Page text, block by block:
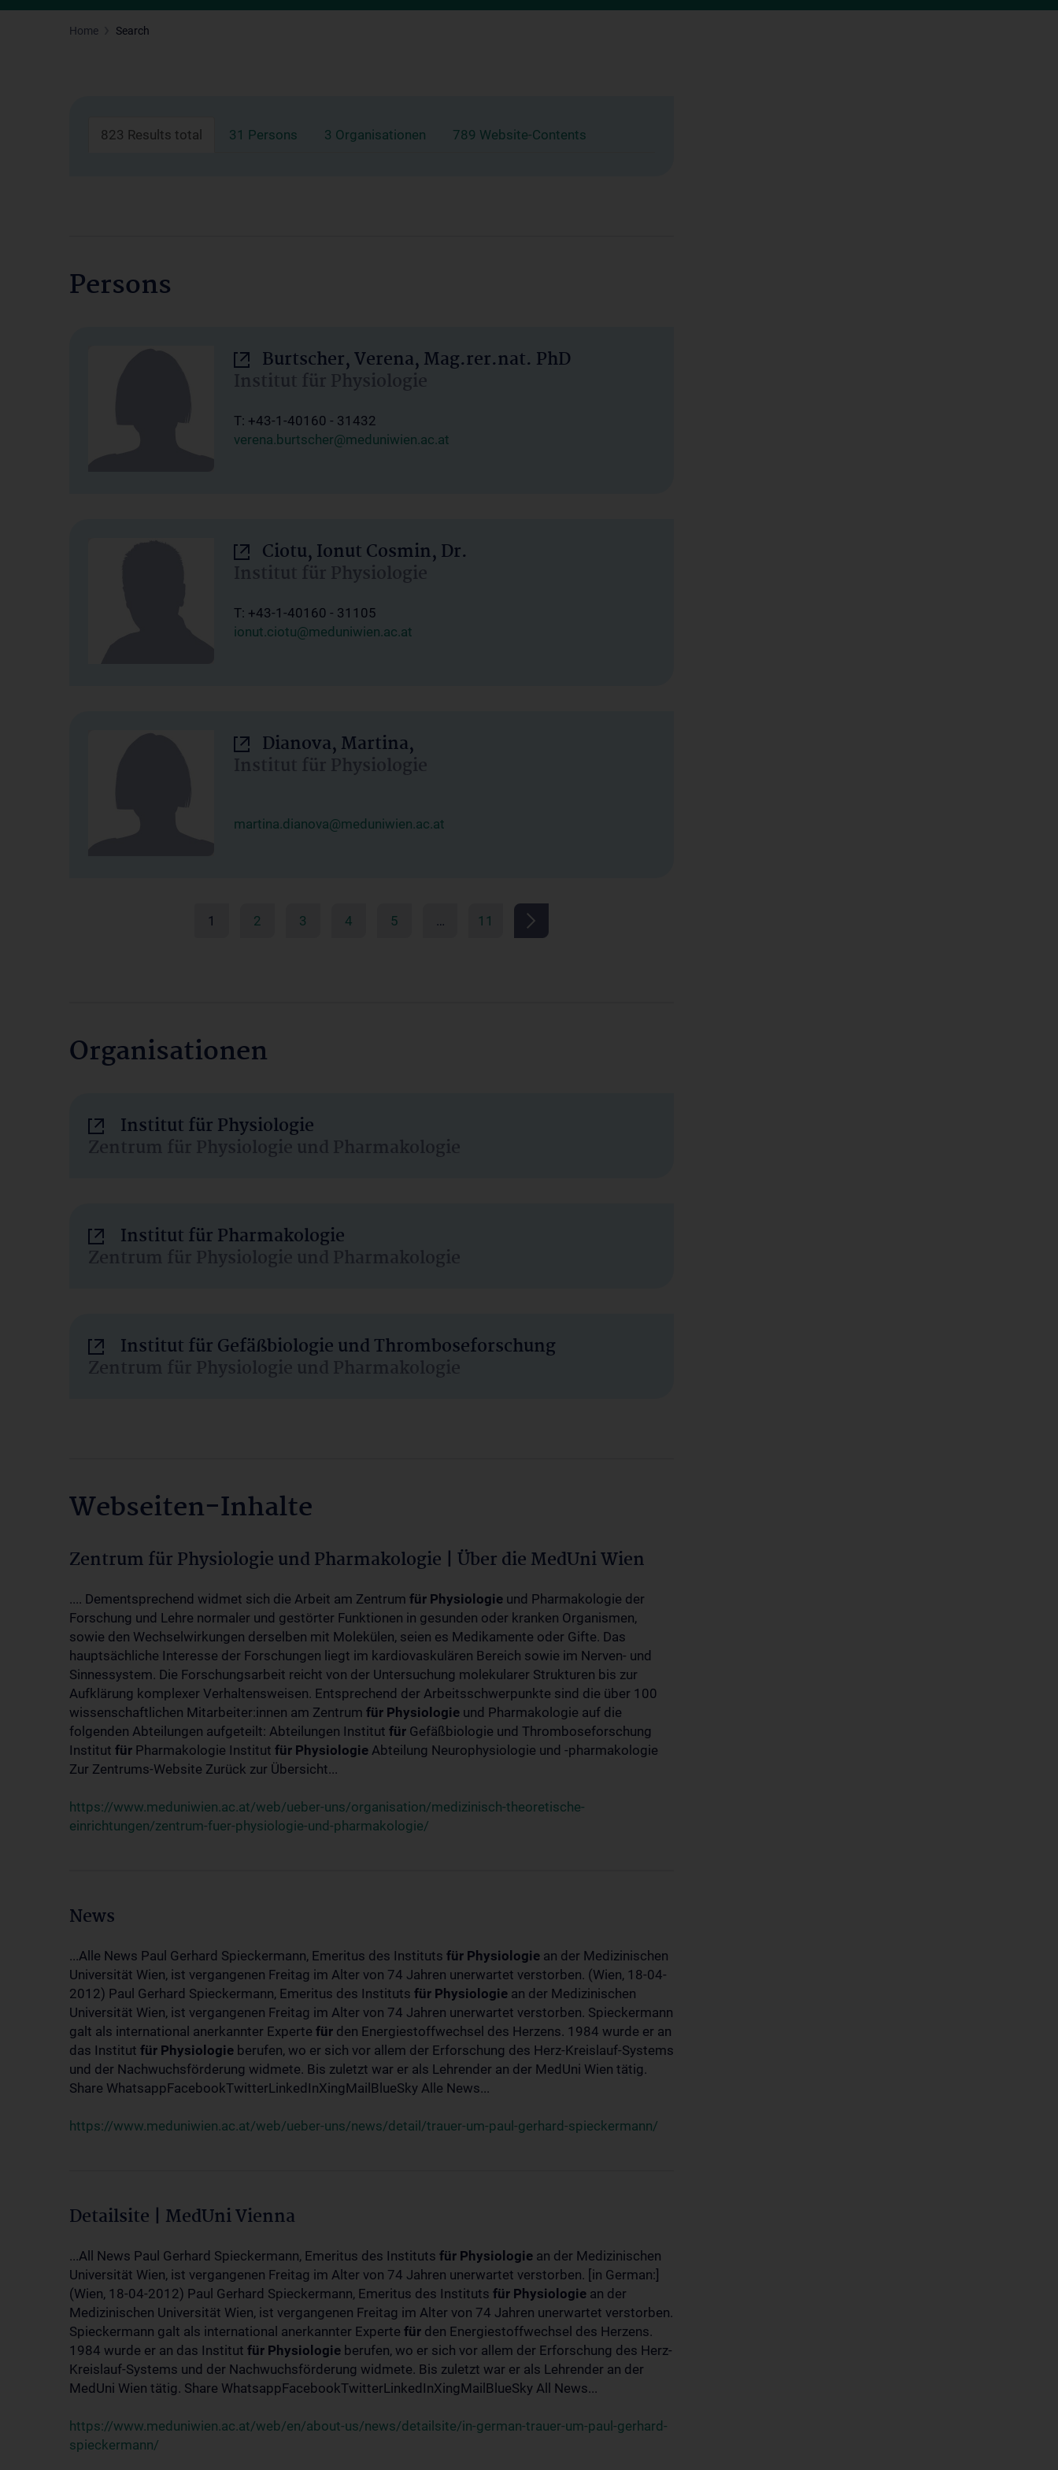
Home Search
823 Results total 31 Persons 3 Organisationen 789 Website-Contents
Persons
Burtscher, Verena, Mag.rer.nat. PhD
Institut für Physiologie
T: +43-1-40160 - 31432
verena.burtscher@meduniwien.ac.at
Ciotu, Ionut Cosmin, Dr.
Institut für Physiologie
T: +43-1-40160 - 31105
ionut.ciotu@meduniwien.ac.at
Dianova, Martina,
Institut für Physiologie
martina.dianova@meduniwien.ac.at
1 2 3 4 5 … 11
Organisationen
Institut für Physiologie
Zentrum für Physiologie und Pharmakologie
Institut für Pharmakologie
Zentrum für Physiologie und Pharmakologie
Institut für Gefäßbiologie und Thromboseforschung
Zentrum für Physiologie und Pharmakologie
Webseiten-Inhalte
Zentrum für Physiologie und Pharmakologie | Über die MedUni Wien
.... Dementsprechend widmet sich die Arbeit am Zentrum für Physiologie und Pharmakologie der
Forschung und Lehre normaler und gestörter Funktionen in gesunden oder kranken Organismen,
sowie den Wechselwirkungen derselben mit Molekülen, seien es Medikamente oder Gifte. Das
hauptsächliche Interesse der Forschungen liegt im kardiovaskulären Bereich sowie im Nerven- und
Sinnessystem. Die Forschungsarbeit reicht von der Untersuchung molekularer Strukturen bis zur
Aufklärung komplexer Verhaltensweisen. Entsprechend der Arbeitsschwerpunkte sind die über 100
wissenschaftlichen Mitarbeiter:innen am Zentrum für Physiologie und Pharmakologie auf die
folgenden Abteilungen aufgeteilt: Abteilungen Institut für Gefäßbiologie und Thromboseforschung
Institut für Pharmakologie Institut für Physiologie Abteilung Neurophysiologie und -pharmakologie
Zur Zentrums-Website Zurück zur Übersicht...
https://www.meduniwien.ac.at/web/ueber-uns/organisation/medizinisch-theoretische-
einrichtungen/zentrum-fuer-physiologie-und-pharmakologie/
News
...Alle News Paul Gerhard Spieckermann, Emeritus des Instituts für Physiologie an der Medizinischen
Universität Wien, ist vergangenen Freitag im Alter von 74 Jahren unerwartet verstorben. (Wien, 18-04-
2012) Paul Gerhard Spieckermann, Emeritus des Instituts für Physiologie an der Medizinischen
Universität Wien, ist vergangenen Freitag im Alter von 74 Jahren unerwartet verstorben. Spieckermann
galt als international anerkannter Experte für den Energiestoffwechsel des Herzens. 1984 wurde er an
das Institut für Physiologie berufen, wo er sich vor allem der Erforschung des Herz-Kreislauf-Systems
und der Nachwuchsförderung widmete. Bis zuletzt war er als Lehrender an der MedUni Wien tätig.
Share WhatsappFacebookTwitterLinkedInXingMailBlueSky Alle News...
https://www.meduniwien.ac.at/web/ueber-uns/news/detail/trauer-um-paul-gerhard-spieckermann/
Detailsite | MedUni Vienna
...All News Paul Gerhard Spieckermann, Emeritus des Instituts für Physiologie an der Medizinischen
Universität Wien, ist vergangenen Freitag im Alter von 74 Jahren unerwartet verstorben. [in German:]
(Wien, 18-04-2012) Paul Gerhard Spieckermann, Emeritus des Instituts für Physiologie an der
Medizinischen Universität Wien, ist vergangenen Freitag im Alter von 74 Jahren unerwartet verstorben.
Spieckermann galt als international anerkannter Experte für den Energiestoffwechsel des Herzens.
1984 wurde er an das Institut für Physiologie berufen, wo er sich vor allem der Erforschung des Herz-
Kreislauf-Systems und der Nachwuchsförderung widmete. Bis zuletzt war er als Lehrender an der
MedUni Wien tätig. Share WhatsappFacebookTwitterLinkedInXingMailBlueSky All News...
https://www.meduniwien.ac.at/web/en/about-us/news/detailsite/in-german-trauer-um-paul-gerhard-
spieckermann/